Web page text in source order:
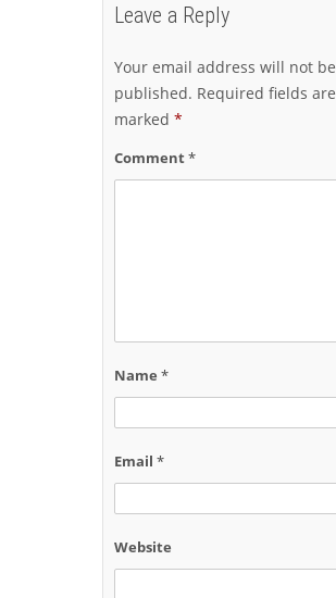
Leave a Reply
Your email address will not be
published. Required fields are
marked *
Comment*
Name *
Email *
Website